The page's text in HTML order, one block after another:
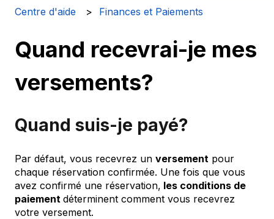
Centre d'aide Finances et Paiements
Quand recevrai-je mes
versements?
Quand suis-je payé?
Par défaut, vous recevrez un versement pour
chaque réservation confirmée. Une fois que vous
avez confirmé une réservation, les conditions de
paiement déterminent comment vous recevrez
votre versement.